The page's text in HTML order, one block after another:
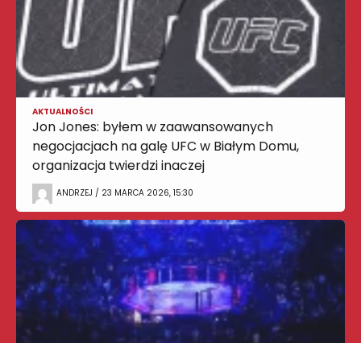
AKTUALNOŚCI
Jon Jones: byłem w zaawansowanych
negocjacjach na galę UFC w Białym Domu,
organizacja twierdzi inaczej
ANDRZEJ / 23 MARCA 2026, 15:30